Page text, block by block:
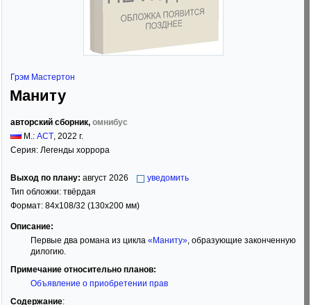
Грэм Мастертон
Маниту
авторский сборник, омнибус
М.: АСТ, 2022 г.
Серия: Легенды хоррора
Выход по плану: август 2026
уведомить
Тип обложки: твёрдая
Формат: 84x108/32 (130x200 мм)
Описание:
Первые два романа из цикла «Маниту», образующие законченную
дилогию.
Примечание относительно планов:
Объявление о приобретении прав
Содержание: